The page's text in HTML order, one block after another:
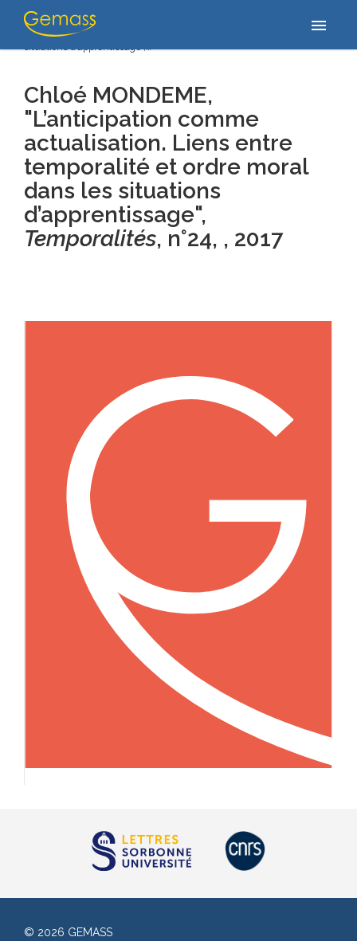
menu
Accueil/Publications
actualisation. Liens entre temporalité et ordre moral dans les
situations d’apprentissage",…
Chloé MONDEME,
"L’anticipation comme
actualisation. Liens entre
temporalité et ordre moral
dans les situations
d’apprentissage",
Temporalités, n°24, , 2017
© 2026 GEMASS